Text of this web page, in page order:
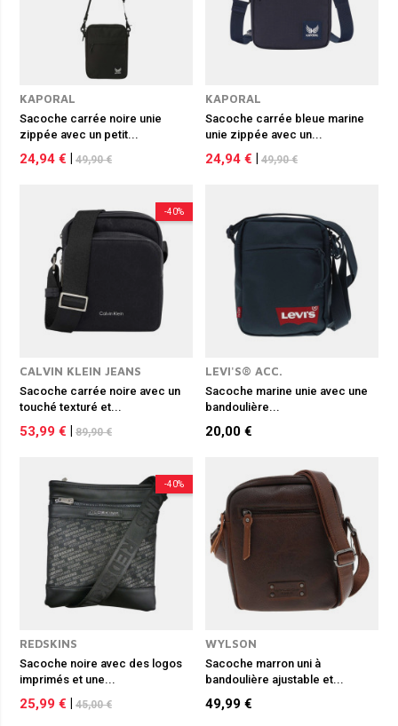
KAPORAL
Sacoche carrée noire unie
zippée avec un petit...
24,94 € 49,90 €
KAPORAL
Sacoche carrée bleue marine
unie zippée avec un...
24,94 € 49,90 €
-40%
CALVIN KLEIN JEANS
Sacoche carrée noire avec un
touché texturé et...
53,99 € 89,90 €
LEVI'S® ACC.
Sacoche marine unie avec une
bandoulière...
20,00 €
-40%
REDSKINS
Sacoche noire avec des logos
imprimés et une...
25,99 € 45,00 €
WYLSON
Sacoche marron uni à
bandoulière ajustable et...
49,99 €